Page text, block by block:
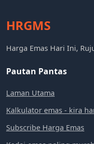
HRGMS
Harga Emas Hari Ini,
Pautan Pantas
Laman Utama
Kalkulator emas - kira
Subscribe Harga Emas